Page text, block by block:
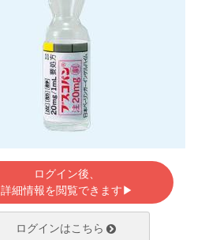
ログイン後、
詳細情報を閲覧できます▶
ログインはこちら